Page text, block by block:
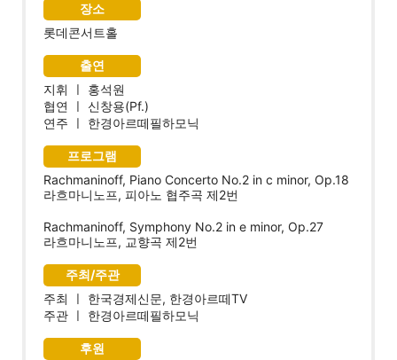
장소
롯데콘서트홀
출연
지휘 ㅣ 홍석원
협연 ㅣ 신창용(Pf.)
연주 ㅣ 한경아르떼필하모닉
프로그램
Rachmaninoff, Piano Concerto No.2 in c minor, Op.18
라흐마니노프, 피아노 협주곡 제2번
Rachmaninoff, Symphony No.2 in e minor, Op.27
라흐마니노프, 교향곡 제2번
주최/주관
주최 ㅣ 한국경제신문, 한경아르떼TV
주관 ㅣ 한경아르떼필하모닉
후원